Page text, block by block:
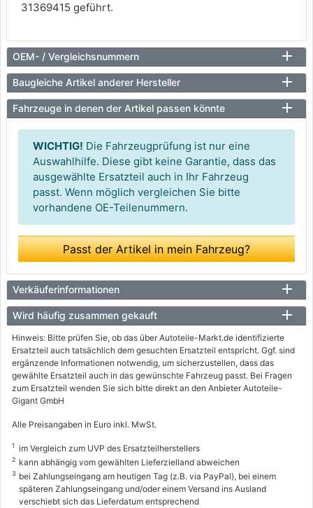
31369415 geführt.
OEM- / Vergleichsnummern
Baugleiche Artikel anderer Hersteller
Fahrzeuge in denen der Artikel passen könnte
WICHTIG! Die Fahrzeugprüfung ist nur eine
Auswahlhilfe. Diese gibt keine Garantie, dass das
ausgewählte Ersatzteil auch in Ihr Fahrzeug
passt. Wenn möglich vergleichen Sie bitte
vorhandene OE-Teilenummern.
Passt der Artikel in mein Fahrzeug?
Verkäuferinformationen
Wird häufig zusammen gekauft
Hinweis: Bitte prüfen Sie, ob das über Autoteile-Markt.de identifizierte
Ersatzteil auch tatsächlich dem gesuchten Ersatzteil entspricht. Ggf. sind
ergänzende Informationen notwendig, um sicherzustellen, dass das
gewählte Ersatzteil auch in das gewünschte Fahrzeug passt. Bei Fragen
zum Ersatzteil wenden Sie sich bitte direkt an den Anbieter Autoteile-
Gigant GmbH
Alle Preisangaben in Euro inkl. MwSt.
1 im Vergleich zum UVP des Ersatzteilherstellers
2 kann abhängig vom gewählten Lieferzielland abweichen
3 bei Zahlungseingang am heutigen Tag (z.B. via PayPal), bei einem
späteren Zahlungseingang und/oder einem Versand ins Ausland
verschiebt sich das Lieferdatum entsprechend